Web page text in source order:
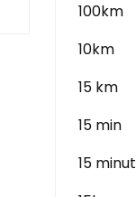
100km
10km
15 km
15 min
15